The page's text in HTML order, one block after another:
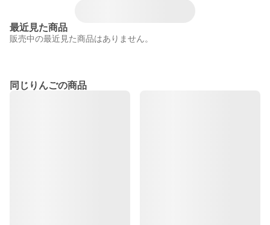
最近見た商品
販売中の最近見た商品はありません。
同じりんごの商品